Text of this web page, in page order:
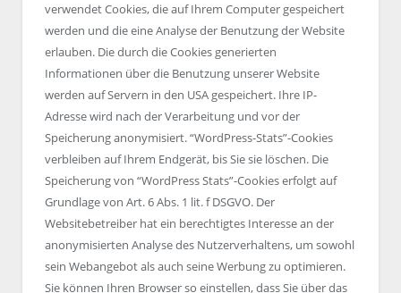
verwendet Cookies, die auf Ihrem Computer gespeichert
werden und die eine Analyse der Benutzung der Website
erlauben. Die durch die Cookies generierten
Informationen über die Benutzung unserer Website
werden auf Servern in den USA gespeichert. Ihre IP-
Adresse wird nach der Verarbeitung und vor der
Speicherung anonymisiert. “WordPress-Stats”-Cookies
verbleiben auf Ihrem Endgerät, bis Sie sie löschen. Die
Speicherung von “WordPress Stats”-Cookies erfolgt auf
Grundlage von Art. 6 Abs. 1 lit. f DSGVO. Der
Websitebetreiber hat ein berechtigtes Interesse an der
anonymisierten Analyse des Nutzerverhaltens, um sowohl
sein Webangebot als auch seine Werbung zu optimieren.
Sie können Ihren Browser so einstellen, dass Sie über das